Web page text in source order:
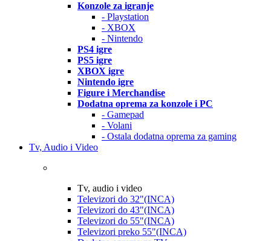
Konzole za igranje
- Playstation
- XBOX
- Nintendo
PS4 igre
PS5 igre
XBOX igre
Nintendo igre
Figure i Merchandise
Dodatna oprema za konzole i PC
- Gamepad
- Volani
- Ostala dodatna oprema za gaming
Tv, Audio i Video
Tv, audio i video
Televizori do 32"(INCA)
Televizori do 43"(INCA)
Televizori do 55"(INCA)
Televizori preko 55"(INCA)